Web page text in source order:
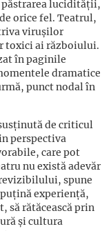
lucidității,
orice fel. Teatrul,
virușilor
toxici ai războiului.
în paginile
dramatice
punct nodal în
de criticul
perspectiva
care pot
nu există adevăr
spune
experiență,
să rătăcească prin
și cultura